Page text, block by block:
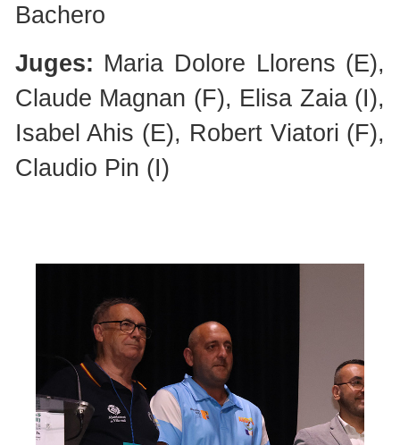
Bachero
Juges: Maria Dolore Llorens (E),
Claude Magnan (F), Elisa Zaia (I),
Isabel Ahis (E), Robert Viatori (F),
Claudio Pin (I)